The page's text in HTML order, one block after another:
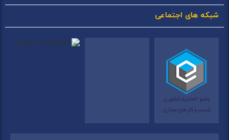
شبکه های اجتماعی